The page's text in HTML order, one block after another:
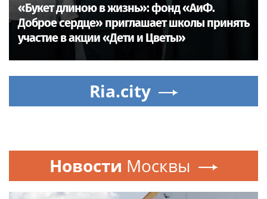
«Букет длиною в жизнь»: фонд «АиФ.
Доброе сердце» приглашает школы принять
участие в акции «Дети и Цветы»
Ria.city
Новости Москвы